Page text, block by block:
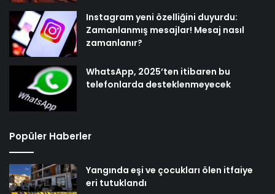
Instagram yeni özelliğini duyurdu:
Zamanlanmış mesajlar! Mesaj nasıl
zamanlanır?
WhatsApp, 2025’ten itibaren bu
telefonlarda desteklenmeyecek
Popüler Haberler
Yangında eşi ve çocukları ölen itfaiye
eri tutuklandı